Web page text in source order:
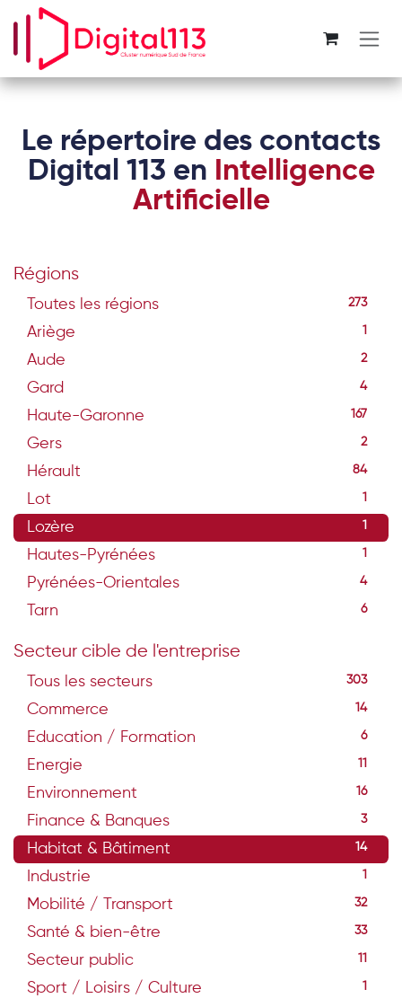
Se rendre au contenu
Le répertoire des contacts
Digital 113 en Intelligence
Artificielle
Régions
Toutes les régions 273
Ariège 1
Aude 2
Gard 4
Haute-Garonne 167
Gers 2
Hérault 84
Lot 1
Lozère 1
Hautes-Pyrénées 1
Pyrénées-Orientales 4
Tarn 6
Secteur cible de l'entreprise
Tous les secteurs 303
Commerce 14
Education / Formation 6
Energie 11
Environnement 16
Finance & Banques 3
Habitat & Bâtiment 14
Industrie 1
Mobilité / Transport 32
Santé & bien-être 33
Secteur public 11
Sport / Loisirs / Culture 1